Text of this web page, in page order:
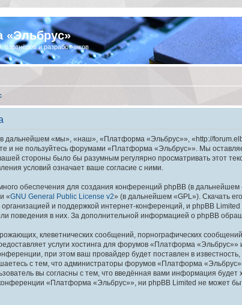
«Эльбрус»
партнёров и разработчиков
«мы», «наш», «Платформа «Эльбрус»», «http://
и не пользуйтесь форумами «Платформа «Эльбрус»». Мы
стороны было бы разумным регулярно просматривать этот
условий означает ваше согласие с ними.
обеспечения для создания конференций phpBB (в
«GNU General Public License v2» (в дальнейшем «GPL»). Скачать
и поддержкой интернет-конференций, и phpBB
поведения в них. За дополнительной информацией о phpBB
клеветнических сообщений, порнографических
услуги хостинга для форумов «Платформа
при этом ваш провайдер будет поставлен в
с тем, что администраторы форумов «Платформа
вы согласны с тем, что введённая вами информация
«Платформа «Эльбрус»», ни phpBB Limited не может